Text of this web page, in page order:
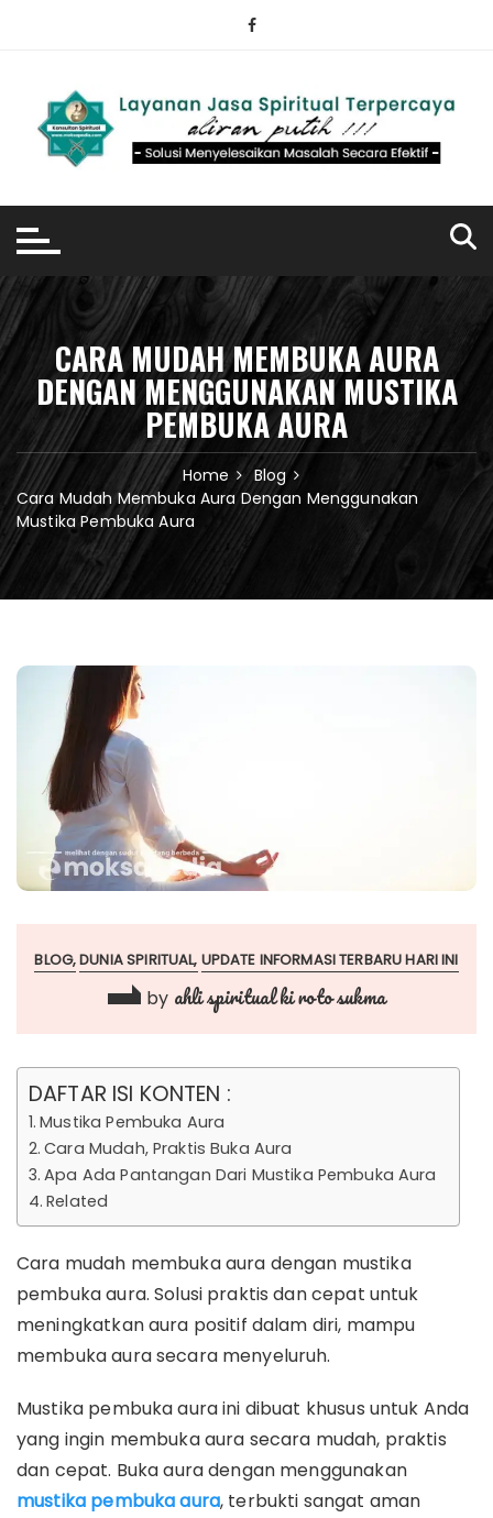
CARA MUDAH MEMBUKA AURA
DENGAN MENGGUNAKAN MUSTIKA
PEMBUKA AURA
Home
Blog
Cara Mudah Membuka Aura Dengan Menggunakan
Mustika Pembuka Aura
BLOG DUNIA SPIRITUAL UPDATE INFORMASI TERBARU HARI INI
by ahli spiritual ki roto sukma
DAFTAR ISI KONTEN :
Mustika Pembuka Aura
Cara Mudah, Praktis Buka Aura
Apa Ada Pantangan Dari Mustika Pembuka Aura
Related
Cara mudah membuka aura dengan mustika
pembuka aura. Solusi praktis dan cepat untuk
meningkatkan aura positif dalam diri, mampu
membuka aura secara menyeluruh.
Mustika pembuka aura ini dibuat khusus untuk Anda
yang ingin membuka aura secara mudah, praktis
dan cepat. Buka aura dengan menggunakan
mustika pembuka aura, terbukti sangat aman